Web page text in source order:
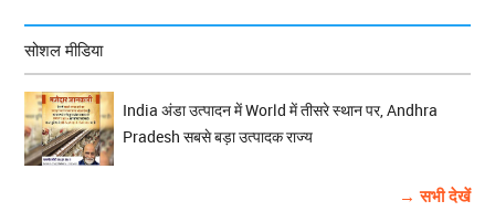
सोशल मीडिया
India अंडा उत्पादन में World में तीसरे स्थान पर, Andhra
Pradesh सबसे बड़ा उत्पादक राज्य
→ सभी देखें